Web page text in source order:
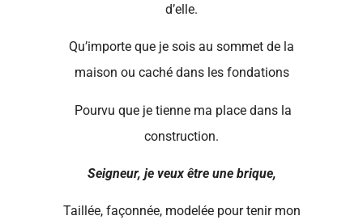
d’elle.
Qu’importe que je sois au sommet de la
maison ou caché dans les fondations
Pourvu que je tienne ma place dans la
construction.
Seigneur, je veux être une brique,
Taillée, façonnée, modelée pour tenir mon